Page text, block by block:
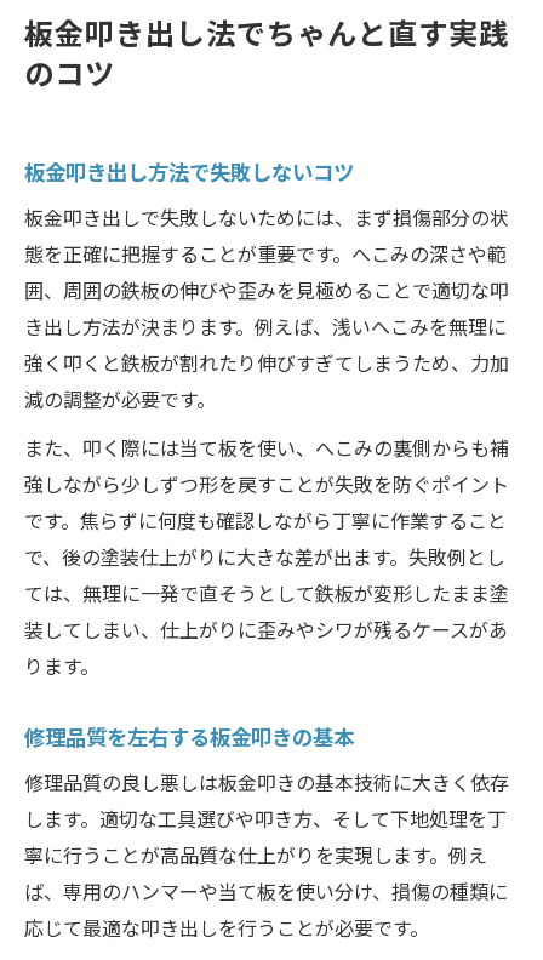
板金叩き出し法でちゃんと直す実践
のコツ
板金叩き出し方法で失敗しないコツ
板金叩き出しで失敗しないためには、まず損傷部分の状
態を正確に把握することが重要です。へこみの深さや範
囲、周囲の鉄板の伸びや歪みを見極めることで適切な叩
き出し方法が決まります。例えば、浅いへこみを無理に
強く叩くと鉄板が割れたり伸びすぎてしまうため、力加
減の調整が必要です。
また、叩く際には当て板を使い、へこみの裏側からも補
強しながら少しずつ形を戻すことが失敗を防ぐポイント
です。焦らずに何度も確認しながら丁寧に作業すること
で、後の塗装仕上がりに大きな差が出ます。失敗例とし
ては、無理に一発で直そうとして鉄板が変形したまま塗
装してしまい、仕上がりに歪みやシワが残るケースがあ
ります。
修理品質を左右する板金叩きの基本
修理品質の良し悪しは板金叩きの基本技術に大きく依存
します。適切な工具選びや叩き方、そして下地処理を丁
寧に行うことが高品質な仕上がりを実現します。例え
ば、専用のハンマーや当て板を使い分け、損傷の種類に
応じて最適な叩き出しを行うことが必要です。